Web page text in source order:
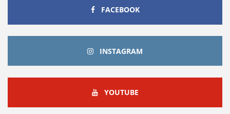
FACEBOOKFACEBOOK
INSTAGRAM
YOUTUBEYOUTUBE